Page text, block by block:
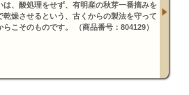
は、酸処理をせず、有明産の秋芽一番摘みを
乾燥させるという、古くからの製法を守って
らこそのものです。 （商品番号：804129）